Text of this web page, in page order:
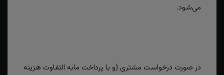
می‌شود.
در صورت درخواست مشتری (و با پرداخت مابه التفاوت هزینه